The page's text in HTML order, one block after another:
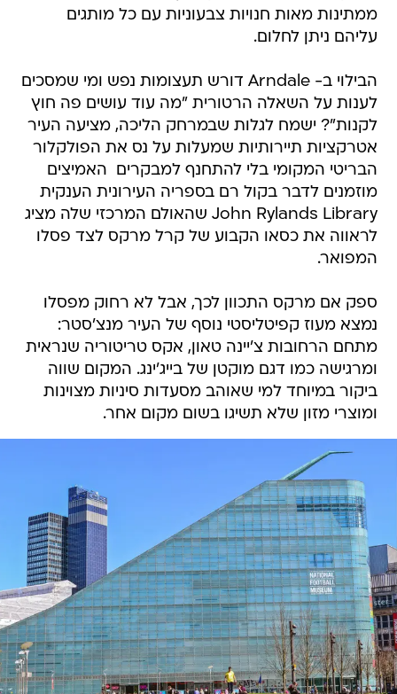
ממתינות מאות חנויות צבעוניות עם כל מותגים
עליהם ניתן לחלום.
הבילוי ב- Arndale דורש תעצומות נפש ומי שמסכים
לענות על השאלה הרטורית "מה עוד עושים פה חוץ
לקנות"? ישמח לגלות שבמרחק הליכה, מציעה העיר
אטרקציות תיירותיות שמעלות על נס את הפולקלור
הבריטי המקומי בלי להתחנף למבקרים  האמיצים
מוזמנים לדבר בקול רם בספריה העירונית הענקית
John Rylands Library שהאולם המרכזי שלה מציג
לראווה את כסאו הקבוע של קרל מרקס לצד פסלו
המפואר.
ספק אם מרקס התכוון לכך, אבל לא רחוק מפסלו
נמצא מעוז קפיטליסטי נוסף של העיר מנצ'סטר:
מתחם הרחובות צ'יינה טאון, אקס טריטוריה שנראית
ומרגישה כמו דגם מוקטן של בייג'ינג. המקום שווה
ביקור במיוחד למי שאוהב מסעדות סיניות מצוינות
ומוצרי מזון שלא תשיגו בשום מקום אחר.